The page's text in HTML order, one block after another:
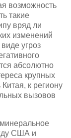
возможность
такие
вряд ли
изменений
угроз
абсолютно
крупных
к региону
вызовов
США и